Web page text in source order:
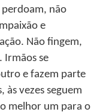
perdoam, não
e
Não fingem,
Irmãos se
e fazem parte
vezes seguem
melhor um para o